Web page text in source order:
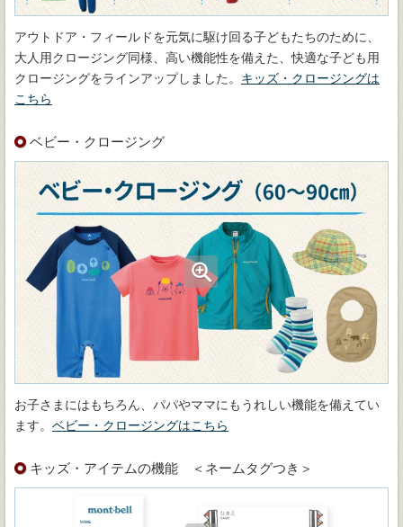
アウトドア・フィールドを元気に駆け回る子どもたちのために、
大人用クロージング同様、高い機能性を備えた、快適な子ども用
クロージングをラインアップしました。 キッズ・クロージングは
こちら
ベビー・クロージング
お子さまにはもちろん、パパやママにもうれしい機能を備えてい
ます。 ベビー・クロージングはこちら
キッズ・アイテムの機能 ＜ネームタグつき＞